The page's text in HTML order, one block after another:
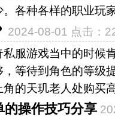
各种各样的职业玩
2024-08-01 点击：
服游戏当中的时候
等待到角色的等级
的天玑老人处购买
的操作技巧分享